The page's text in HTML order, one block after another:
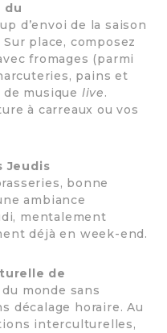
du
d’envoi de la saison
place, composez
fromages (parmi
pains et
musique live.
à carreaux ou vos
Jeudis
bonne
ambiance
mentalement
déjà en week-end.
de
monde sans
décalage horaire. Au
interculturelles,